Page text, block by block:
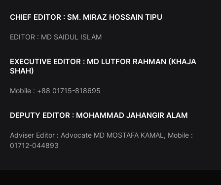
CHIEF EDITOR : SM. MIRAZ HOSSAIN TIPU
EDITOR : MD SAIDUL ISLAM
EXECUTIVE EDITOR : MD LUTFOR RAHMAN (KHAJA
SHAH)
Mobile : +88 01715-818695
DEPUTY EDITOR : MOHAMMAD JAHANGIR ALAM
Adviser Editor : Advocate MD MOSTAFA KAMAL, Mobile :
01712-044893